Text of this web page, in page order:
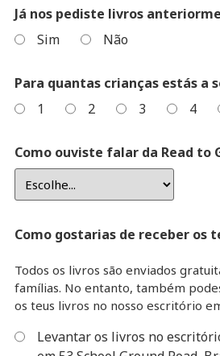
Já nos pediste livros
Sim Não
Para quantas crianças estás a
1 2 3 4
Como ouviste falar da Read to
Como gostarias de receber os
Todos os livros são enviados
famílias. No entanto, também
os teus livros no nosso escritório
Levantar os livros no